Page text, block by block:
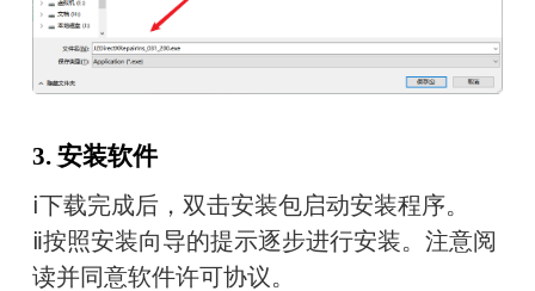
3. 安装软件
ⅰ下载完成后，双击安装包启动安装程序。
ⅱ按照安装向导的提示逐步进行安装。注意阅
读并同意软件许可协议。